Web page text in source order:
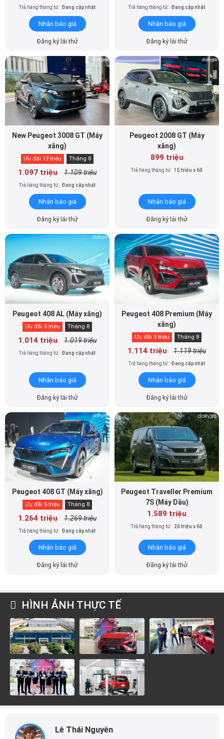
Trả hàng tháng từ: Đang cập nhật
Nhận báo giá
Đăng ký lái thử
Trả hàng tháng từ: Đang cập nhật
Nhận báo giá
Đăng ký lái thử
New Peugeot 3008 GT (Máy
xăng)
Ưu đãi 12 triệu Tháng 8
1.097 triệu 1.109 triệu
Trả hàng tháng từ: Đang cập nhật
Nhận báo giá
Đăng ký lái thử
Peugeot 2008 GT (Máy
xăng)
899 triệu
Trả hàng tháng từ: 15 triệu x 60
Nhận báo giá
Đăng ký lái thử
Peugeot 408 AL (Máy xăng)
Ưu đãi 5 triệu Tháng 8
1.014 triệu 1.019 triệu
Trả hàng tháng từ: Đang cập nhật
Nhận báo giá
Đăng ký lái thử
Peugeot 408 Premium (Máy
xăng)
Ưu đãi 5 triệu Tháng 8
1.114 triệu 1.119 triệu
Trả hàng tháng từ: Đang cập nhật
Nhận báo giá
Đăng ký lái thử
Peugeot 408 GT (Máy xăng)
Ưu đãi 5 triệu Tháng 8
1.264 triệu 1.269 triệu
Trả hàng tháng từ: Đang cập nhật
Nhận báo giá
Đăng ký lái thử
Peugeot Traveller Premium
7S (Máy Dầu)
1.589 triệu
Trả hàng tháng từ: 26 triệu x 60
Nhận báo giá
Đăng ký lái thử
HÌNH ẢNH THỰC TẾ
Lê Thái Nguyên